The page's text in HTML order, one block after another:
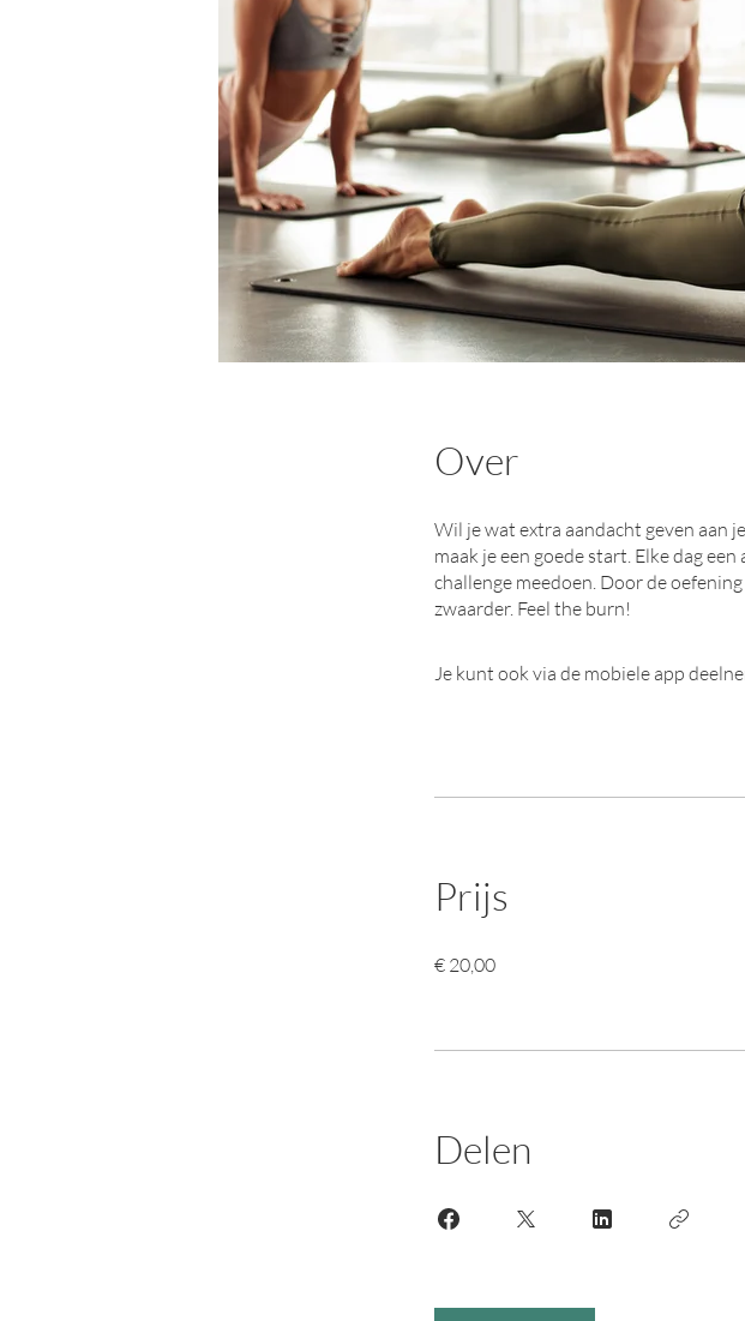
Over
Wil je wat extra aandacht geven aan
maak je een goede start. Elke dag
challenge meedoen. Door de
zwaarder. Feel the burn!
Je kunt ook via de mobiele app
Prijs
€ 20,00
Delen